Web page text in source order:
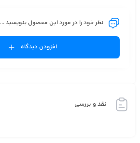
نظر خود را در مورد این محصول بنویسید ...
افزودن دیدگاه
نقد و بررسی